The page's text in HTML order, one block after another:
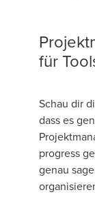
für
Schau dir
dass es
progress
genau